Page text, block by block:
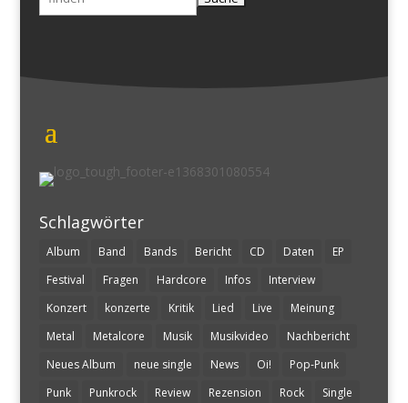
nach:
Schlagwörter
Album Band Bands Bericht CD Daten
EP
Festival
Fragen Hardcore Infos
Interview
Konzert
konzerte Kritik Lied Live
Meinung
Metal
Metalcore Musik Musikvideo
Nachbericht
Neues Album
neue single News Oi!
Pop-Punk
Punk
Punkrock Review Rezension Rock Single